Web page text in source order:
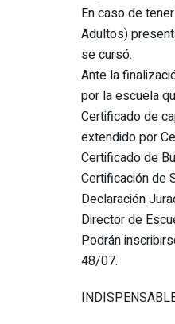
En caso de
Adultos)
se cursó.
Ante la
por la escuela
Certificado de
extendido por
Certificado de
Certificación de
Declaración
Director de
Podrán
48/07.